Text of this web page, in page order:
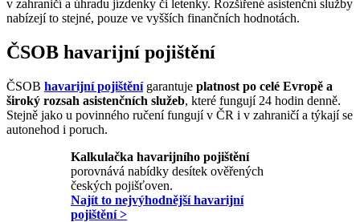
v zahraničí a úhradu jízdenky či letenky. Rozšířené asistenční služby
nabízejí to stejné, pouze ve vyšších finančních hodnotách.
ČSOB havarijní pojištění
ČSOB havarijní pojištěnígarantuje platnost po celé Evropě a
široký rozsah asistenčních služeb, které fungují 24 hodin denně.
Stejně jako u povinného ručení fungují v ČR i v zahraničí a týkají se
autonehod i poruch.
Kalkulačka havarijního pojištění
porovnává nabídky desítek ověřených
českých pojišťoven.
Najít to nejvýhodnější havarijní
pojištění >